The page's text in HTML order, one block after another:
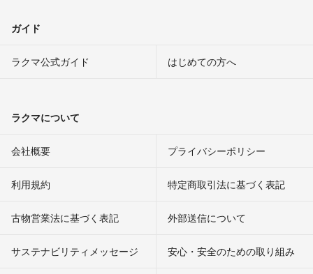
ガイド
ラクマ公式ガイド はじめての方へ
ラクマについて
会社概要 プライバシーポリシー
利用規約 特定商取引法に基づく表記
古物営業法に基づく表記 外部送信について
サステナビリティメッセージ 安心・安全のための取り組み